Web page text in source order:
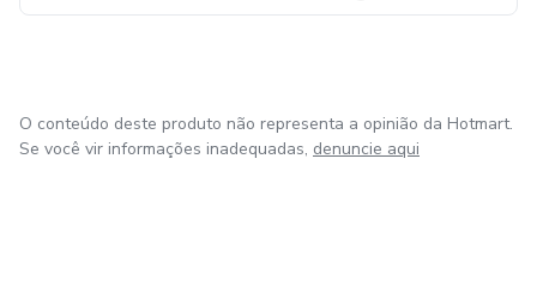
O conteúdo deste produto não representa a opinião da Hotmart.
Se você vir informações inadequadas, denuncie aqui